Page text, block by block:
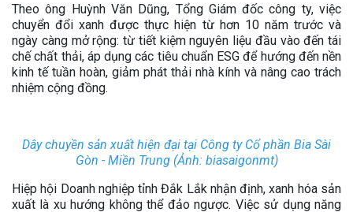
Theo ông Huỳnh Văn Dũng, Tổng Giám đốc công ty, việc
chuyển đổi xanh được thực hiện từ hơn 10 năm trước và
ngày càng mở rộng: từ tiết kiệm nguyên liệu đầu vào đến tái
chế chất thải, áp dụng các tiêu chuẩn ESG để hướng đến nền
kinh tế tuần hoàn, giảm phát thải nhà kính và nâng cao trách
nhiệm cộng đồng.
Dây chuyền sản xuất hiện đại tại Công ty Cổ phần Bia Sài
Gòn - Miền Trung (Ảnh: biasaigonmt)
Hiệp hội Doanh nghiệp tỉnh Đắk Lắk nhận định, xanh hóa sản
xuất là xu hướng không thể đảo ngược. Việc sử dụng năng